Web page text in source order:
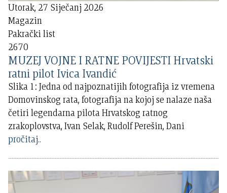
Utorak, 27 Siječanj 2026
Magazin
Pakrački list
2670
MUZEJ VOJNE I RATNE POVIJESTI Hrvatski
ratni pilot Ivica Ivandić
Slika 1: Jedna od najpoznatijih fotografija iz vremena
Domovinskog rata, fotografija na kojoj se nalaze naša
četiri legendarna pilota Hrvatskog ratnog
zrakoplovstva, Ivan Selak, Rudolf Perešin, Dani
pročitaj..